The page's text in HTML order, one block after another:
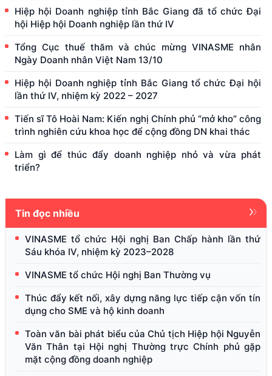
Hiệp hội Doanh nghiệp tỉnh Bắc Giang đã tổ chức Đại
hội Hiệp hội Doanh nghiệp lần thứ IV
Tổng Cục thuế thăm và chúc mừng VINASME nhân
Ngày Doanh nhân Việt Nam 13/10
Hiệp hội Doanh nghiệp tỉnh Bắc Giang tổ chức Đại hội
lần thứ IV, nhiệm kỳ 2022 – 2027
Tiến sĩ Tô Hoài Nam: Kiến nghị Chính phủ “mở kho” công
trình nghiên cứu khoa học để cộng đồng DN khai thác
Làm gì để thúc đẩy doanh nghiệp nhỏ và vừa phát
triển?
Tin đọc nhiều
VINASME tổ chức Hội nghị Ban Chấp hành lần thứ
Sáu khóa IV, nhiệm kỳ 2023–2028
VINASME tổ chức Hội nghị Ban Thường vụ
Thúc đẩy kết nối, xây dựng năng lực tiếp cận vốn tín
dụng cho SME và hộ kinh doanh
Toàn văn bài phát biểu của Chủ tịch Hiệp hội Nguyễn
Văn Thân tại Hội nghị Thường trực Chính phủ gặp
mặt cộng đồng doanh nghiệp